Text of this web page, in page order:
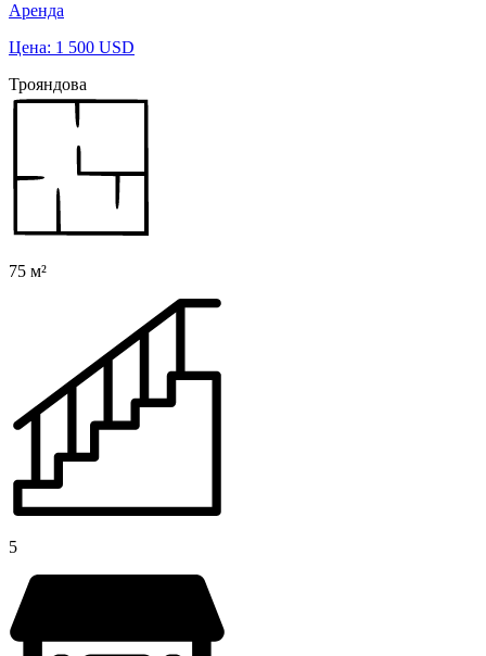
Аренда
Цена: 1 500 USD
Трояндова
75 м²
5